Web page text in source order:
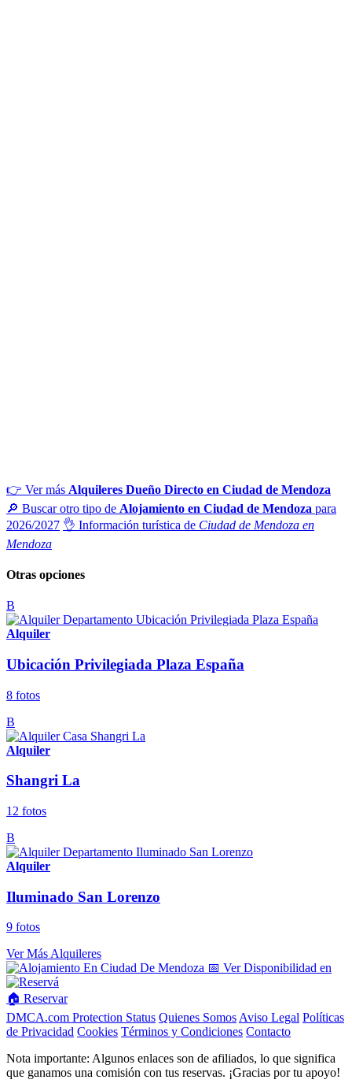
👉 Ver más Alquileres Dueño Directo en Ciudad de Mendoza
🔎 Buscar otro tipo de Alojamiento en Ciudad de Mendoza para
2026/2027 👌 Información turística de Ciudad de Mendoza en
Mendoza
Otras opciones
B
Alquiler
Ubicación Privilegiada Plaza España
8 fotos
B
Alquiler
Shangri La
12 fotos
B
Alquiler
Iluminado San Lorenzo
9 fotos
Ver Más Alquileres
📅 Ver Disponibilidad en
🏠 Reservar
DMCA.com Protection Status Quienes SomosAviso Legal Políticas
de Privacidad Cookies Términos y Condiciones Contacto
Nota importante: Algunos enlaces son de afiliados, lo que significa
que ganamos una comisión con tus reservas. ¡Gracias por tu apoyo!